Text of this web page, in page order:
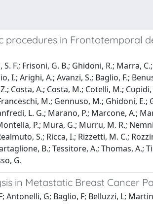
procedures in Frontotemporal
F.; Frisoni, G. B.; Ghidoni, R.; Marra,
I.; Arighi, A.; Avanzi, S.; Baglio, F.;
Costa, A.; Costa, M.; Cotelli, M.; Cupidi,
M.; Gennuso, M.; Ghidoni, E.;
L. G.; Marano, P.; Marcone, A.;
P.; Mura, G.; Murru, M. R.;
S.; Ricca, I.; Rizzetti, M. C.;
B.; Tessitore, A.; Thomas, A.;
G.
in Metastatic Breast Cancer
G; Baglio, F; Belluzzi, L;